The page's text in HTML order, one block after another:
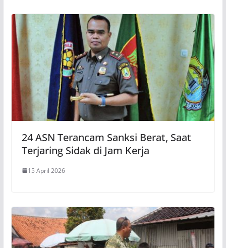
24 ASN Terancam Sanksi Berat, Saat
Terjaring Sidak di Jam Kerja
15 April 2026